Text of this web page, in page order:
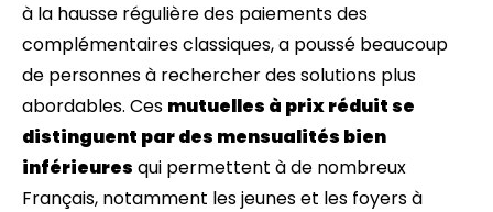
à la hausse régulière des paiements des
complémentaires classiques, a poussé beaucoup
de personnes à rechercher des solutions plus
abordables. Ces mutuelles à prix réduit se
distinguent par des mensualités bien
inférieures qui permettent à de nombreux
Français, notamment les jeunes et les foyers à